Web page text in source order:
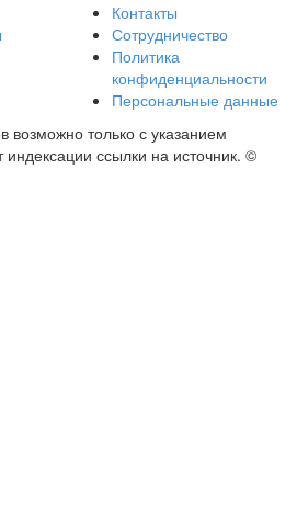
Контакты
Сотрудничество
Политика
конфиденциальности
Персональные данные
возможно только с указанием
индексации ссылки на источник. ©